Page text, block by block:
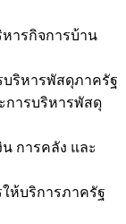
ารกิจการบ้าน
บริหารพัสดุภาครัฐ
การบริหารพัสดุ
การคลัง และ
ห้บริการภาครัฐ